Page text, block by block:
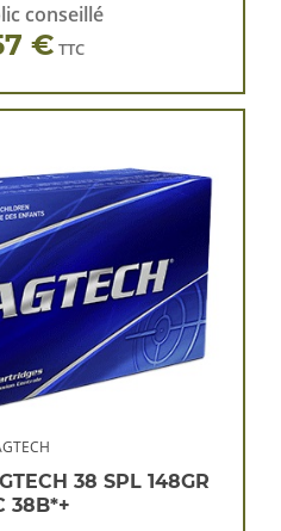
conseillé
€ TTC
38 SPL 148GR
38B*+